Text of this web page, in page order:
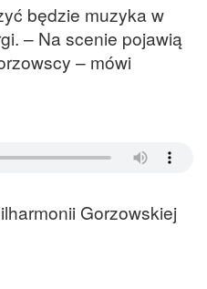
będzie muzyka w
– Na scenie pojawią
– mówi
Gorzowskiej